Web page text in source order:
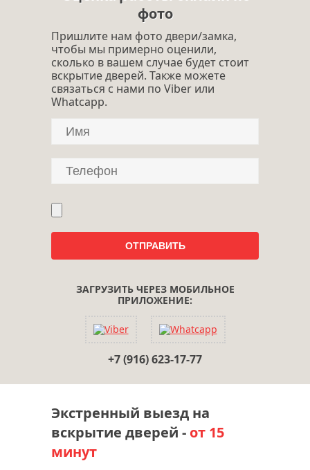
фото
Пришлите нам фото двери/замка,
чтобы мы примерно оценили,
сколько в вашем случае будет стоит
вскрытие дверей. Также можете
связаться с нами по Viber или
Whatcapp.
ЗАГРУЗИТЬ ЧЕРЕЗ МОБИЛЬНОЕ
ПРИЛОЖЕНИЕ:
+7 (916) 623-17-77
Экстренный выезд на
вскрытие дверей - от 15
минут